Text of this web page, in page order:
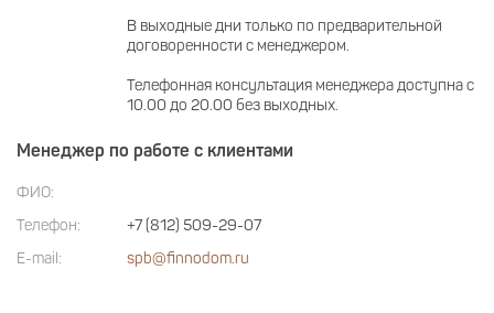
В выходные дни только по предварительной
договоренности с менеджером.
Телефонная консультация менеджера доступна с
10.00 до 20.00 без выходных.
Менеджер по работе с клиентами
ФИО:
Телефон:
+7 (812) 509-29-07
E-mail:
spb@finnodom.ru